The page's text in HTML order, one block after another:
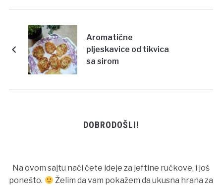
Aromatične
pljeskavice od tikvica
sa sirom
DOBRODOŠLI!
Na ovom sajtu naći ćete ideje za jeftine ručkove, i još
ponešto.
Želim da vam pokažem da ukusna hrana za